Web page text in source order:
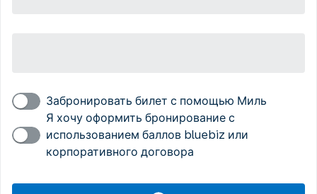
Забронировать билет с помощью Миль
Я хочу оформить бронирование с
использованием баллов bluebiz или
корпоративного договора